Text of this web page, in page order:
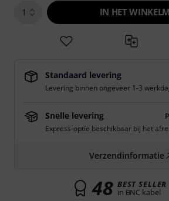
1 IN HET
Standaard levering
Levering binnen ongeveer 1-3
Snelle levering
Express-optie beschikbaar bij het
Verzendinformatie
48 BEST
in BNC kabel